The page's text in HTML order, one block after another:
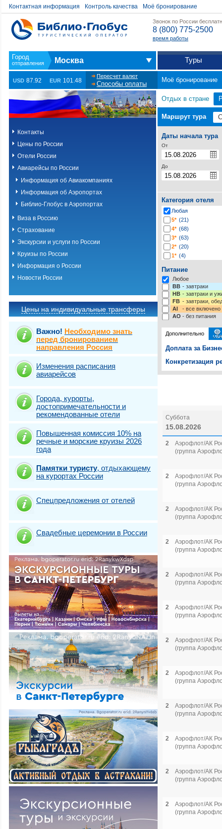
Контактная информация Контроль качества Моё бронирование
Звонок по России
8 (800) 775-2500
время работы
Москва Туры
USD 87.92 EUR 101.48
Пересчет валют
Способы оплаты
Моё бронирование
Контакты
Цены по России
Отели России
Авиарейсы по России
Информация об Авиакомпаниях
Информация об Аэропортах
Библио-Глобус в Аэропортах
Виза в Россию
Страхование
Экскурсии и услуги по России
Круизы по России
Информация о России
Новости России
Цены на индивидуальные трансферы
Важно! Необходимо знать
перед бронированием
направления Россия
Изменения расписания
авиарейсов
Города, курорты,
достопримечательности и
рекомендованные отели
Повышенная комиссия 10% на
речные и морские круизы 2026
года
Памятки туристу, отдыхающему
на курортах России
Спецпредложения от отелей
Свадебные церемонии в России
Отдых в стране
Маршрут тура
Даты начала тура
От
До
Категория отеля
Любая
5* (21)
4* (68)
3* (63)
2* (20)
1* (4)
Питание
Любое
BB - завтраки
HB - завтраки и
FB - завтраки,
AI
- все включено
AO - без питания
Дополнительно
Доплата за
Конкретизация
Суббота
15.08.2026
2
Аэрофлот/АК
(группа
2
Аэрофлот/АК
(группа
2
Аэрофлот/АК
(группа
2
Аэрофлот/АК
(группа
2
Аэрофлот/АК
(группа
2
Аэрофлот/АК
(группа
2
Аэрофлот/АК
(группа
2
Аэрофлот/АК
(группа
2
Аэрофлот/АК
(группа
2
Аэрофлот/АК
(группа
2
Аэрофлот/АК
(группа
2
Аэрофлот/АК
(группа